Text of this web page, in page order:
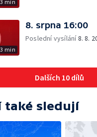
3 min
3 min
8. srpna 16:00
Poslední vysílání8. 8.
Dalších 10 dílů
také sledují